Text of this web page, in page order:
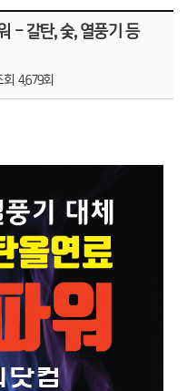
- 갈탄, 숯, 열풍기 등
회 4,679회